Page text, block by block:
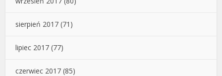
sierpień 2017 (71)
lipiec 2017 (77)
czerwiec 2017 (85)